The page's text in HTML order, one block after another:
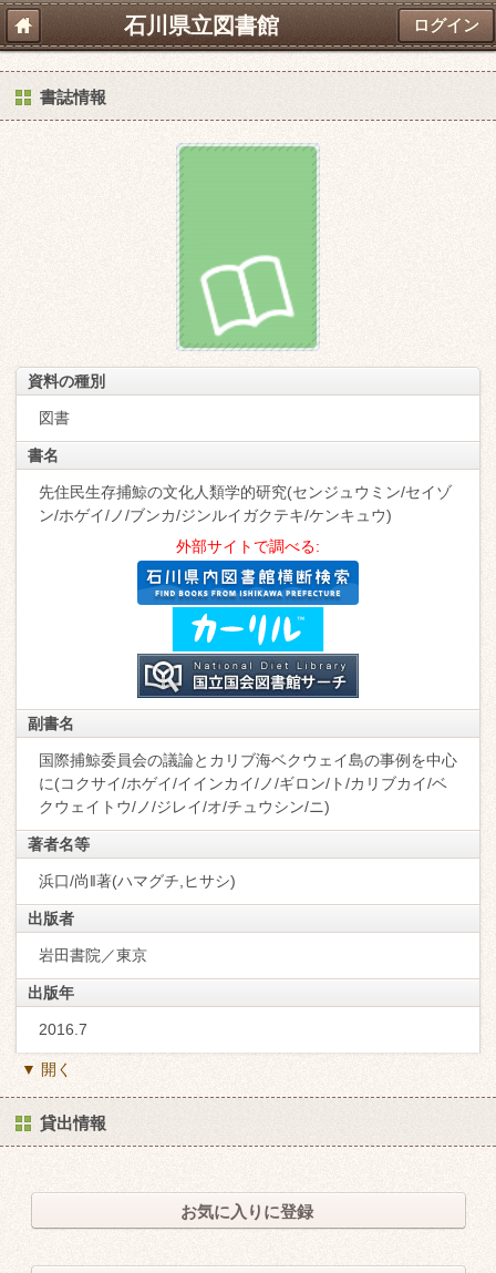
石川県立図書館 ログイン
書誌情報
資料の種別
図書
書名
先住民生存捕鯨の文化人類学的研究(センジュウミン/セイゾ
ン/ホゲイ/ノ/ブンカ/ジンルイガクテキ/ケンキュウ)
外部サイトで調べる:
副書名
国際捕鯨委員会の議論とカリブ海ベクウェイ島の事例を中心
に(コクサイ/ホゲイ/イインカイ/ノ/ギロン/ト/カリブカイ/ベ
クウェイトウ/ノ/ジレイ/オ/チュウシン/ニ)
著者名等
浜口/尚‖著(ハマグチ,ヒサシ)
出版者
岩田書院／東京
出版年
2016.7
▼ 開く
貸出情報
お気に入りに登録